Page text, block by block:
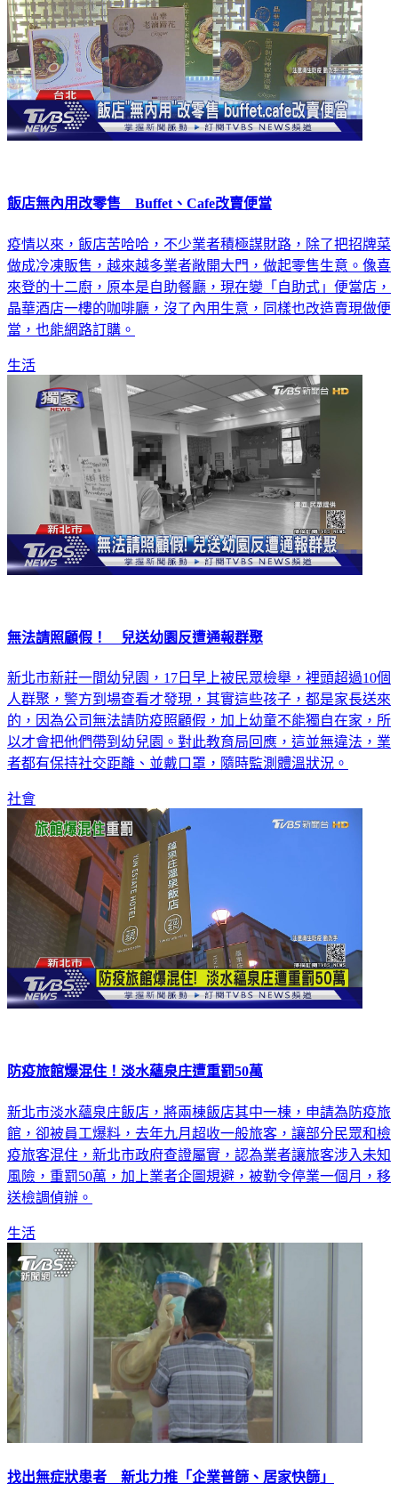
飯店無內用改零售 Buffet、Cafe改賣便當
疫情以來，飯店苦哈哈，不少業者積極謀財路，除了把招牌菜
做成冷凍販售，越來越多業者敞開大門，做起零售生意。像喜
來登的十二廚，原本是自助餐廳，現在變「自助式」便當店，
晶華酒店一樓的咖啡廳，沒了內用生意，同樣也改造賣現做便
當，也能網路訂購。
生活
無法請照顧假！ 兒送幼園反遭通報群聚
新北市新莊一間幼兒園，17日早上被民眾檢舉，裡頭超過10個
人群聚，警方到場查看才發現，其實這些孩子，都是家長送來
的，因為公司無法請防疫照顧假，加上幼童不能獨自在家，所
以才會把他們帶到幼兒園。對此教育局回應，這並無違法，業
者都有保持社交距離、並戴口罩，隨時監測體溫狀況。
社會
防疫旅館爆混住！淡水蘊泉庄遭重罰50萬
新北市淡水蘊泉庄飯店，將兩棟飯店其中一棟，申請為防疫旅
館，卻被員工爆料，去年九月超收一般旅客，讓部分民眾和檢
疫旅客混住，新北市政府查證屬實，認為業者讓旅客涉入未知
風險，重罰50萬，加上業者企圖規避，被勒令停業一個月，移
送檢調偵辦。
生活
找出無症狀患者 新北力推「企業普篩、居家快篩」